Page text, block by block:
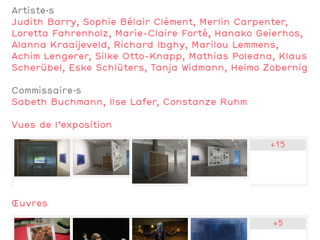
Artiste·s
Judith Barry, Sophie Bélair Clément, Merlin Carpenter,
Loretta Fahrenholz, Marie-Claire Forté, Hanako Geierhos,
Alanna Kraaijeveld , Richard Ibghy, Marilou Lemmens,
Achim Lengerer, Silke Otto-Knapp, Mathias Poledna,
Klaus
Scherübel , Eske Schlüters, Tanja Widmann, Heimo Zobernig
Commissaire·s
Sabeth Buchmann, Ilse Lafer, Constanze Ruhm
Vues de l’exposition
+15
Œuvres
+5